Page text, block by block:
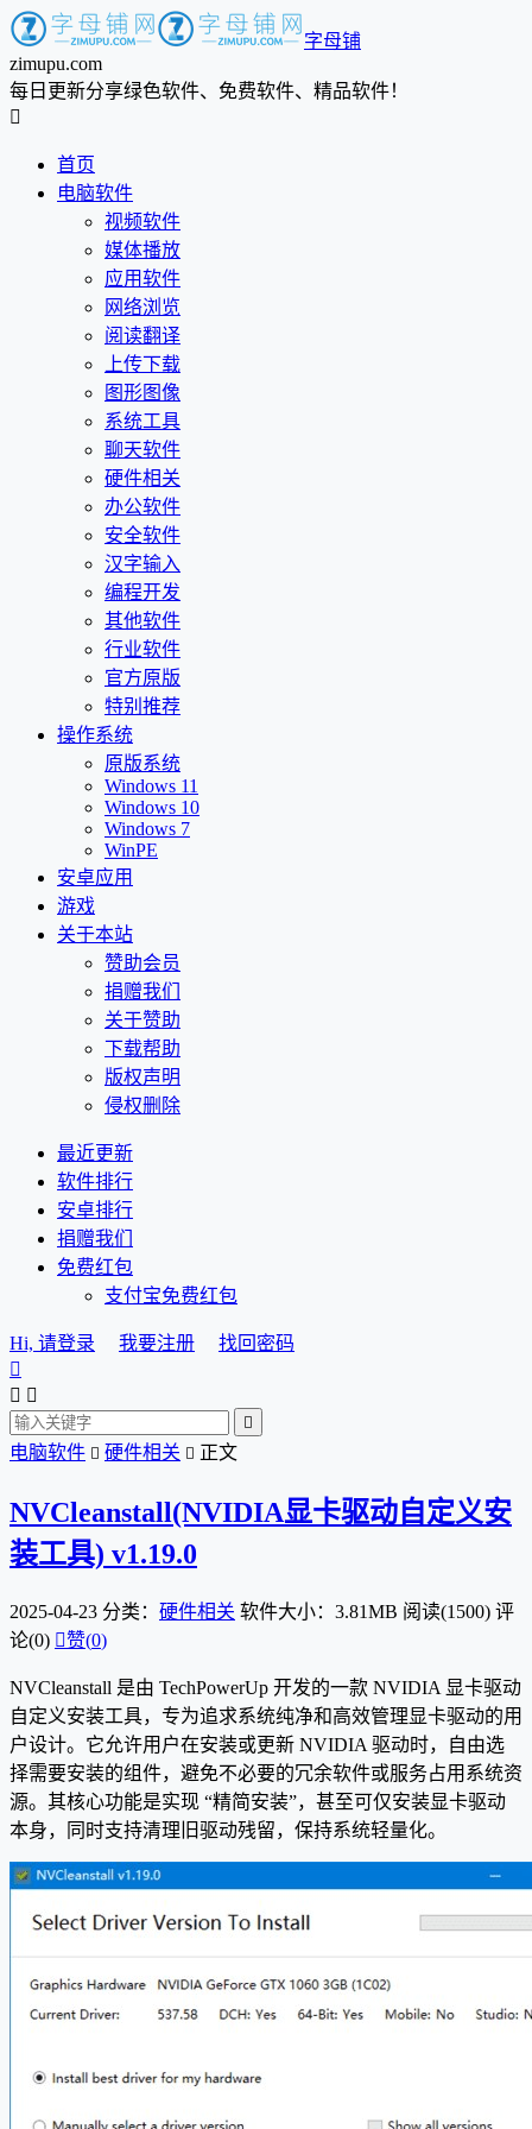
字母铺
zimupu.com
每日更新分享绿色软件、免费软件、精品软件！

首页
电脑软件
视频软件
媒体播放
应用软件
网络浏览
阅读翻译
上传下载
图形图像
系统工具
聊天软件
硬件相关
办公软件
安全软件
汉字输入
编程开发
其他软件
行业软件
官方原版
特别推荐
操作系统
原版系统
Windows 11
Windows 10
Windows 7
WinPE
安卓应用
游戏
关于本站
赞助会员
捐赠我们
关于赞助
下载帮助
版权声明
侵权删除
最近更新
软件排行
安卓排行
捐赠我们
免费红包
支付宝免费红包
Hi, 请登录 我要注册
找回密码

 

电脑软件  硬件相关  正文
NVCleanstall(NVIDIA显卡驱动自定义安
装工具) v1.19.0
2025-04-23 分类： 硬件相关 软件大小：3.81MB 阅读(1500) 评
论(0) 赞(0)
NVCleanstall 是由 TechPowerUp 开发的一款 NVIDIA 显卡驱动
自定义安装工具，专为追求系统纯净和高效管理显卡驱动的用
户设计。它允许用户在安装或更新 NVIDIA 驱动时，自由选
择需要安装的组件，避免不必要的冗余软件或服务占用系统资
源。其核心功能是实现 “精简安装”，甚至可仅安装显卡驱动
本身，同时支持清理旧驱动残留，保持系统轻量化。